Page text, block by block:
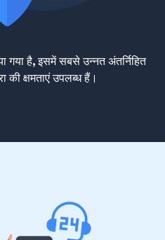
गया है, इसमें सबसे उन्नत अंतर्निहित
की क्षमताएं उपलब्ध हैं।